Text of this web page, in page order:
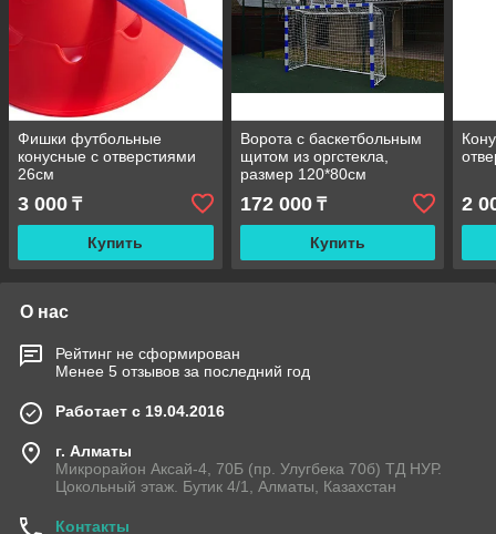
Фишки футбольные
конусные с отверстиями
26см
3 000 ₸
Купить
Ворота с баскетбольным
щитом из оргстекла,
размер 120*80см
172 000₸
Купить
2
О нас
Рейтинг не сформирован
Менее 5 отзывов за последний год
Работает с 19.04.2016
г. Алматы
Микрорайон Аксай-4, 70Б (пр. Улугбека 70б) ТД НУР.
Цокольный этаж. Бутик 4/1, Алматы, Казахстан
Контакты